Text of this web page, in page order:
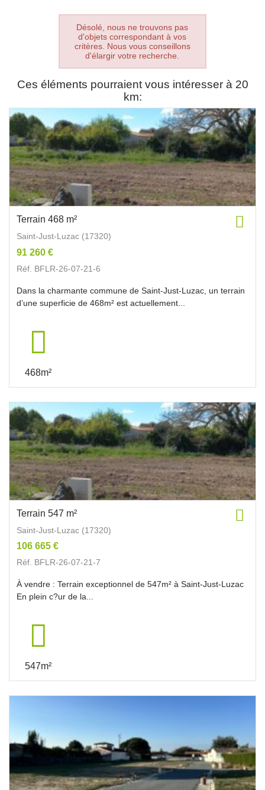
Désolé, nous ne trouvons pas
d'objets correspondant à vos
critères. Nous vous conseillons
d'élargir votre recherche.
Ces éléments pourraient vous intéresser à 20
km:
Terrain 468 m²
Saint-Just-Luzac (17320)
91 260 €
Réf. BFLR-26-07-21-6
Dans la charmante commune de Saint-Just-Luzac, un terrain
d’une superficie de 468m² est actuellement...
468m²
Terrain 547 m²
Saint-Just-Luzac (17320)
106 665 €
Réf. BFLR-26-07-21-7
À vendre : Terrain exceptionnel de 547m² à Saint-Just-Luzac
En plein c?ur de la...
547m²